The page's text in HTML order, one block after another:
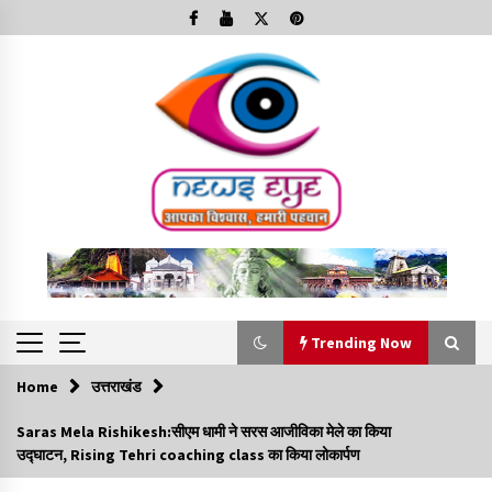
to
Trending Now
Trending Now
Minorities Rights Day : विश्व अल्पसंख्यक अधिकार दिवस
कार्यक्रम में शामिल हुए सीएम,आधुनिक मदरसों का नाम अब्दुल कलाम के नाम
Home उत्तराखंड
Saras Mela Rishikesh:सीएम धामी ने सरस आजीविका मेले का किया
उद्घाटन, Rising Tehri coaching class का किया लोकार्पण